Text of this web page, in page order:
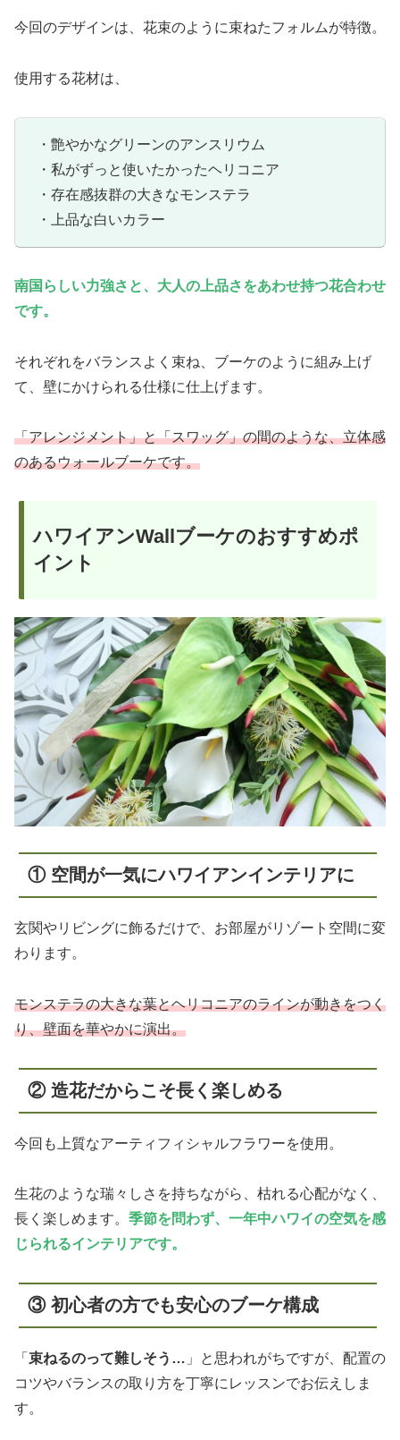
今回のデザインは、花束のように束ねたフォルムが特徴。
使用する花材は、
・艶やかなグリーンのアンスリウム
・私がずっと使いたかったヘリコニア
・存在感抜群の大きなモンステラ
・上品な白いカラー
南国らしい力強さと、大人の上品さをあわせ持つ花合わせ
です。
それぞれをバランスよく束ね、ブーケのように組み上げ
て、壁にかけられる仕様に仕上げます。
「アレンジメント」と「スワッグ」の間のような、立体感
のあるウォールブーケです。
ハワイアンWallブーケのおすすめポ
イント
① 空間が一気にハワイアンインテリアに
玄関やリビングに飾るだけで、お部屋がリゾート空間に変
わります。
モンステラの大きな葉とヘリコニアのラインが動きをつく
り、壁面を華やかに演出。
② 造花だからこそ長く楽しめる
今回も上質なアーティフィシャルフラワーを使用。
生花のような瑞々しさを持ちながら、枯れる心配がなく、
長く楽しめます。 季節を問わず、一年中ハワイの空気を感
じられるインテリアです。
③ 初心者の方でも安心のブーケ構成
「 束ねるのって難しそう… 」と思われがちですが、配置の
コツやバランスの取り方を丁寧にレッスンでお伝えしま
す。